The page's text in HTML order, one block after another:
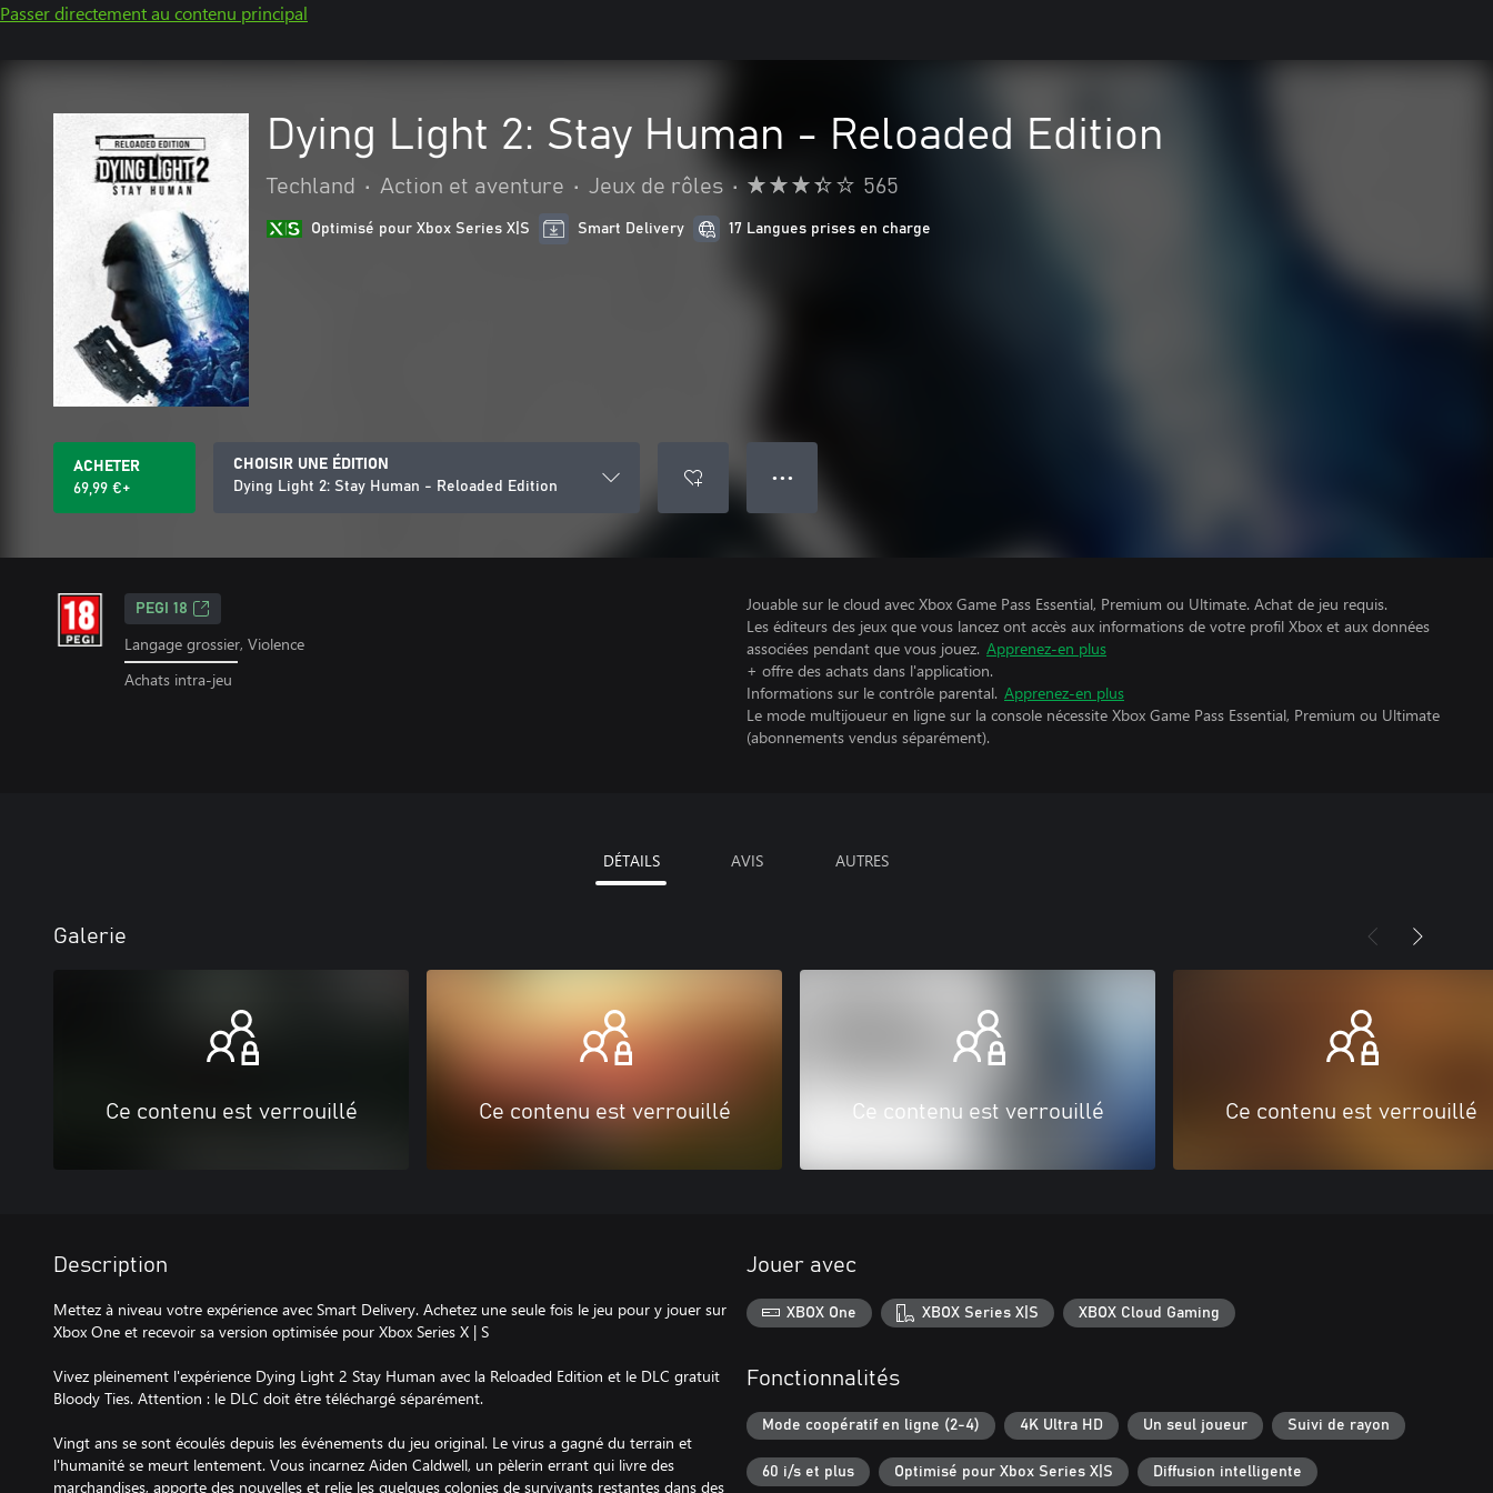
Passer directement au contenu principal
Dying Light 2: Stay Human - Reloaded Edition
Techland • Action et aventure • Jeux de rôles • 565
Optimisé pour Xbox Series X|S Smart Delivery 17 Langues prises en charge
ACHETER
69,99 €+
CHOISIR UNE ÉDITION
Dying Light 2: Stay Human - Reloaded Edition
● ● ●
PEGI 18
Langage grossier, Violence
Achats intra-jeu
Jouable sur le cloud avec Xbox Game Pass Essential, Premium ou Ultimate. Achat de jeu requis.
Les éditeurs des jeux que vous lancez ont accès aux informations de votre profil Xbox et aux données
associées pendant que vous jouez. Apprenez-en plus
+ offre des achats dans l'application.
Informations sur le contrôle parental. Apprenez-en plus
Le mode multijoueur en ligne sur la console nécessite Xbox Game Pass Essential, Premium ou Ultimate
(abonnements vendus séparément).
DÉTAILS AVIS AUTRES
Galerie
Ce contenu est verrouillé Ce contenu est verrouillé Ce contenu est verrouillé Ce contenu est verrouillé
Description
Mettez à niveau votre expérience avec Smart Delivery. Achetez une seule fois le jeu pour y jouer sur
Xbox One et recevoir sa version optimisée pour Xbox Series X | S
Vivez pleinement l'expérience Dying Light 2 Stay Human avec la Reloaded Edition et le DLC gratuit
Bloody Ties. Attention : le DLC doit être téléchargé séparément.
Vingt ans se sont écoulés depuis les événements du jeu original. Le virus a gagné du terrain et
l'humanité se meurt lentement. Vous incarnez Aiden Caldwell, un pèlerin errant qui livre des
marchandises, apporte des nouvelles et relie les quelques colonies de survivants restantes dans des
Jouer avec
XBOX One XBOX Series X|S XBOX Cloud Gaming
Fonctionnalités
Mode coopératif en ligne (2-4) 4K Ultra HD Un seul joueur Suivi de rayon
60 i/s et plus Optimisé pour Xbox Series X|S Diffusion intelligente